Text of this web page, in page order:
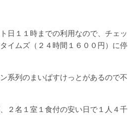
日１１時までの利用なので、チェッ
イムズ（２４時間１６００円）に停
系列のまいばすけっとがあるので不
２名１室１食付の安い日で１人４千